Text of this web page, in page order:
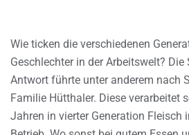
Wie ticken die verschiedenen
Geschlechter in der Arbeitswelt? Die
Antwort führte unter anderem nach
Familie Hütthaler. Diese verarbeitet
Jahren in vierter Generation Fleisch